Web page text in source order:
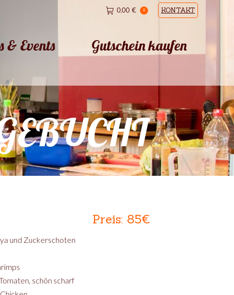
0,00 € 0 KONTAKT
& Events Gutschein kaufen
Preis: 85€
und Zuckerschoten
schön scharf
& Events Gutschein kaufen